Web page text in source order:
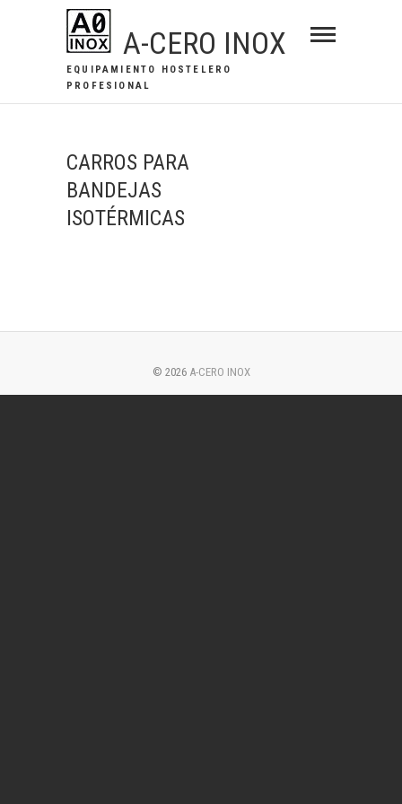
A-CERO INOX
EQUIPAMIENTO HOSTELERO
PROFESIONAL
CARROS PARA
BANDEJAS
ISOTÉRMICAS
© 2026 A-CERO INOX